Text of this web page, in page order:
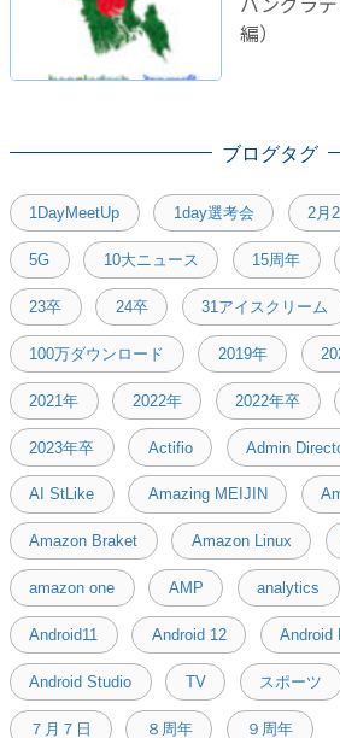
編）
ブログタグ
1DayMeetUp 1day選考会 2月
5G 10大ニュース 15周年
23卒 24卒 31アイスクリーム
100万ダウンロード 2019年
2021年 2022年 2022年卒
2023年卒 Actifio Admin
AI StLike Amazing MEIJIN
Amazon Braket Amazon Linux
amazon one AMP analytics
Android11 Android 12 Android
Android Studio TV スポーツ
７月７日 ８周年 ９周年